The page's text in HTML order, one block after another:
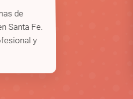
de
Santa Fe.
y